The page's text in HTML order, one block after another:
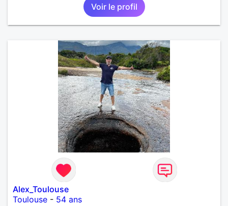
personne non sérieuse merci. Recherche dans un
premier temps dialogue et apprendre à connaître la
personne puis dans un deuxième temps relation plus
professionnelle et agent de sécurité privée et
agents SIAP1. ET télésurveillance et vidéo
protection dans les casino supermarché. en CDI
Mes passions. Sont la robotique ,vtt ,Echeque
,astronomie . Service militaire belfort 35 régiment d
infanterie et engager sur 5 ans.de (1998 a 2003.)
Divers je fait en moyenne 6 km de marche par jour
a pieds. A la fin de mon travail a mon domicile. J 'ai
un rêve cet de construire une vie a deux en
harmonie. Si je pourrais lui décrocher la lune je le
ferais. A chaque fois que je vois un beau ciel étoilé
je rêve d' être avec quelqu'un.
Voir le profil
Alex_Toulouse
Toulouse - 54 ans